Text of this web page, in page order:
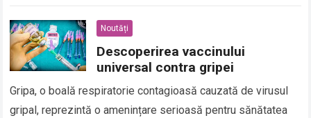
Noutăți
Descoperirea vaccinului
universal contra gripei
Gripa, o boală respiratorie contagioasă cauzată de virusul
gripal, reprezintă o amenințare serioasă pentru sănătatea